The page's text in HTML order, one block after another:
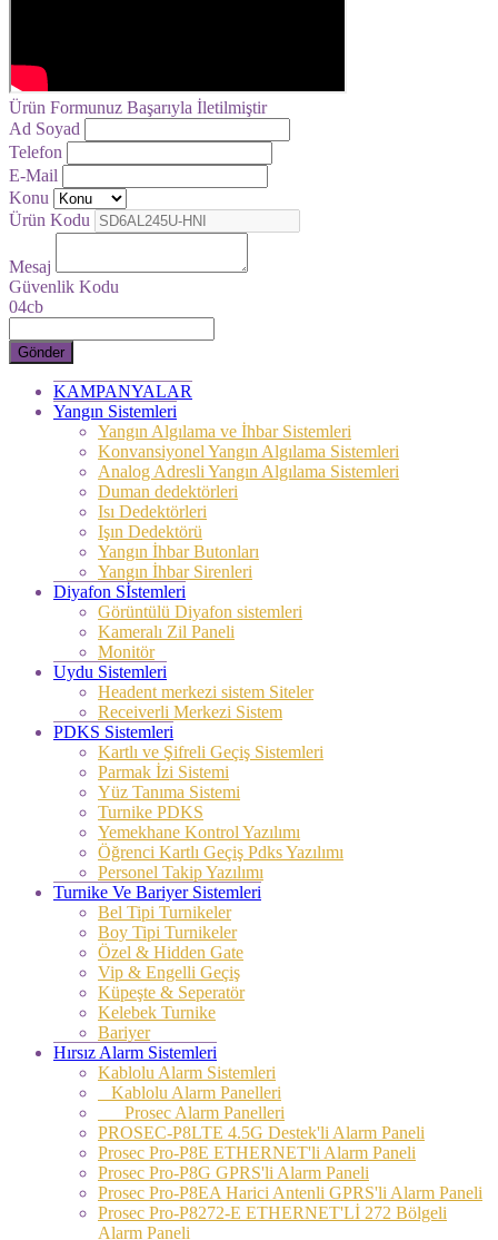
Ürün Formunuz Başarıyla İletilmiştir
Ad Soyad
Telefon
E-Mail
Konu
Ürün Kodu
Mesaj
Güvenlik Kodu
04cb
Gönder
KAMPANYALAR
Yangın Sistemleri
Yangın Algılama ve İhbar Sistemleri
Konvansiyonel Yangın Algılama Sistemleri
Analog Adresli Yangın Algılama Sistemleri
Duman dedektörleri
Isı Dedektörleri
Işın Dedektörü
Yangın İhbar Butonları
Yangın İhbar Sirenleri
Diyafon Sİstemleri
Görüntülü Diyafon sistemleri
Kameralı Zil Paneli
Monitör
Uydu Sistemleri
Headent merkezi sistem Siteler
Receiverli Merkezi Sistem
PDKS Sistemleri
Kartlı ve Şifreli Geçiş Sistemleri
Parmak İzi Sistemi
Yüz Tanıma Sistemi
Turnike PDKS
Yemekhane Kontrol Yazılımı
Öğrenci Kartlı Geçiş Pdks Yazılımı
Personel Takip Yazılımı
Turnike Ve Bariyer Sistemleri
Bel Tipi Turnikeler
Boy Tipi Turnikeler
Özel & Hidden Gate
Vip & Engelli Geçiş
Küpeşte & Seperatör
Kelebek Turnike
Bariyer
Hırsız Alarm Sistemleri
Kablolu Alarm Sistemleri
Kablolu Alarm Panelleri
Prosec Alarm Panelleri
PROSEC-P8LTE 4.5G Destek'li Alarm Paneli
Prosec Pro-P8E ETHERNET'li Alarm Paneli
Prosec Pro-P8G GPRS'li Alarm Paneli
Prosec Pro-P8EA Harici Antenli GPRS'li Alarm Paneli
Prosec Pro-P8272-E ETHERNET'Lİ 272 Bölgeli
Alarm Paneli